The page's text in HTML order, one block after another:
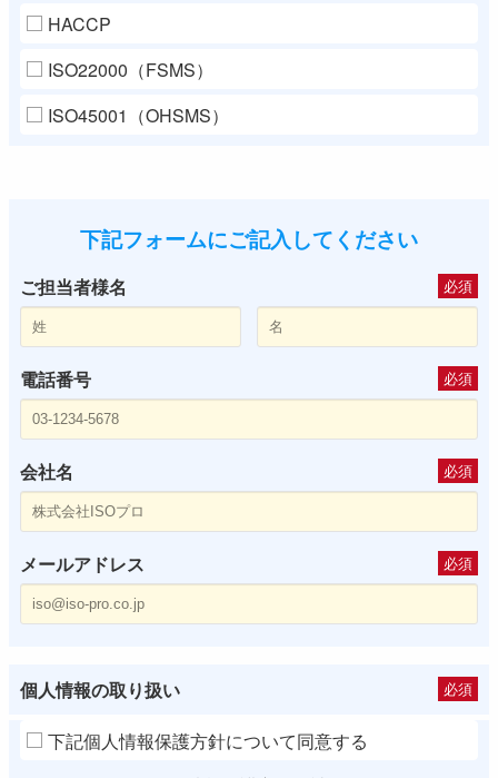
HACCP
ISO22000（FSMS）
ISO45001（OHSMS）
下記フォームにご記入してください
ご担当者様名 必須
電話番号 必須
会社名 必須
メールアドレス 必須
個人情報の取り扱い 必須
下記個人情報保護方針について同意する